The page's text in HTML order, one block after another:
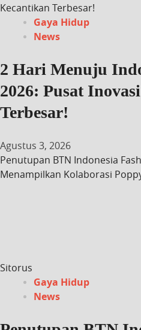
Kecantikan Terbesar!
Gaya Hidup
News
2 Hari Menuju
2026: Pusat
Terbesar!
Agustus 3, 2026
Penutupan BTN Indonesia
Menampilkan Kolaborasi
Sitorus
Gaya Hidup
News